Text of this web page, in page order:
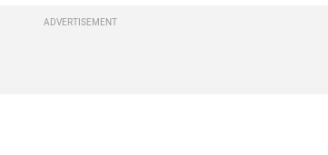
ADVERTISEMENT